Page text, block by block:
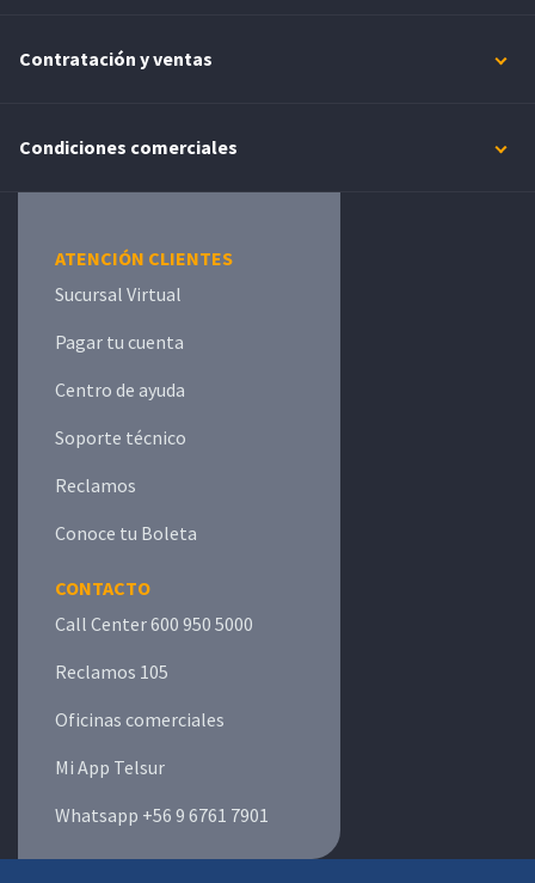
Contratación y ventas
Condiciones comerciales
ATENCIÓN CLIENTES
Sucursal Virtual
Pagar tu cuenta
Centro de ayuda
Soporte técnico
Reclamos
Conoce tu Boleta
CONTACTO
Call Center 600 950 5000
Reclamos 105
Oficinas comerciales
Mi App Telsur
Whatsapp +56 9 6761 7901